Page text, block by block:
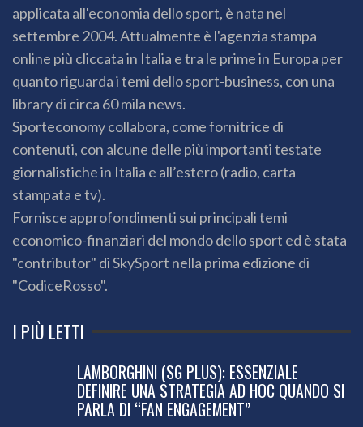
applicata all'economia dello sport, è nata nel
settembre 2004. Attualmente è l'agenzia stampa
online più cliccata in Italia e tra le prime in Europa per
quanto riguarda i temi dello sport-business, con una
library di circa 60 mila news.
Sporteconomy collabora, come fornitrice di
contenuti, con alcune delle più importanti testate
giornalistiche in Italia e all’estero (radio, carta
stampata e tv).
Fornisce approfondimenti sui principali temi
economico-finanziari del mondo dello sport ed è stata
"contributor" di SkySport nella prima edizione di
"CodiceRosso".
I PIÙ LETTI
LAMBORGHINI (SG PLUS): ESSENZIALE
DEFINIRE UNA STRATEGIA AD HOC QUANDO SI
PARLA DI “FAN ENGAGEMENT”